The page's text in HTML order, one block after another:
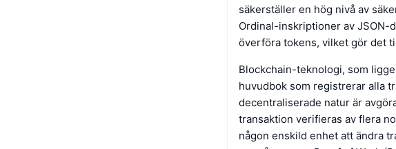
säkerställer en hög nivå av
Ordinal-inskriptioner av JSON-
överföra tokens, vilket gör det
Blockchain-teknologi, som
huvudbok som registrerar alla
decentraliserade natur är
transaktion verifieras av flera
någon enskild enhet att ändra